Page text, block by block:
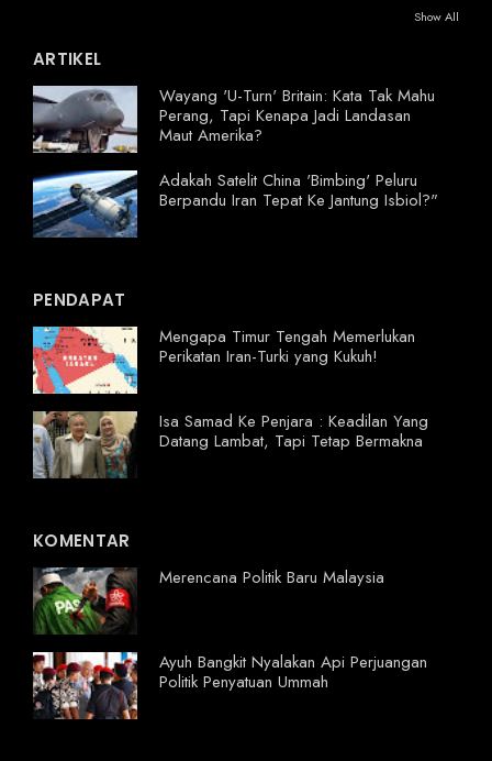
Show All
ARTIKEL
Wayang 'U-Turn' Britain: Kata Tak Mahu
Perang, Tapi Kenapa Jadi Landasan
Maut Amerika?
Adakah Satelit China 'Bimbing' Peluru
Berpandu Iran Tepat Ke Jantung Isbiol?"
PENDAPAT
Mengapa Timur Tengah Memerlukan
Perikatan Iran-Turki yang Kukuh!
Isa Samad Ke Penjara : Keadilan Yang
Datang Lambat, Tapi Tetap Bermakna
KOMENTAR
Merencana Politik Baru Malaysia
Ayuh Bangkit Nyalakan Api Perjuangan
Politik Penyatuan Ummah